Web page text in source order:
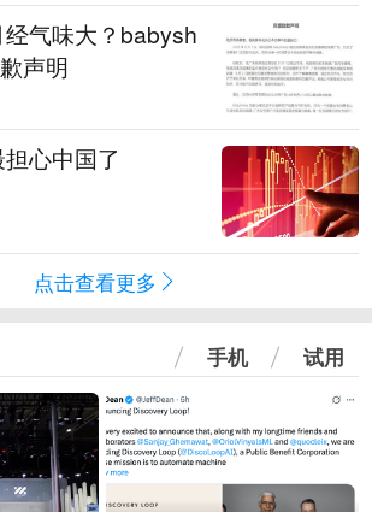
气味大？babysh
声明
心中国了
点击查看更多
手机 试用